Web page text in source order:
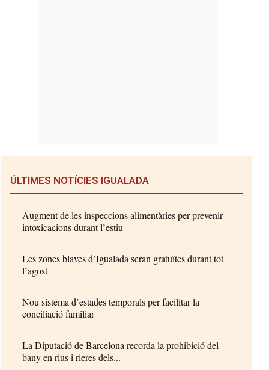
ÚLTIMES NOTÍCIES IGUALADA
Augment de les inspeccions alimentàries per prevenir
intoxicacions durant l’estiu
Les zones blaves d’Igualada seran gratuïtes durant tot
l’agost
Nou sistema d’estades temporals per facilitar la
conciliació familiar
La Diputació de Barcelona recorda la prohibició del
bany en rius i rieres dels...